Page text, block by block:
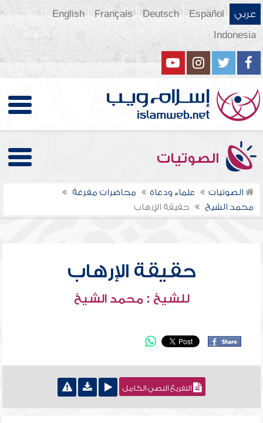
عربي Español
Deutsch
Français
English
Indonesia
الصوتيات
الصوتيات علماء ودعاة
محاضرات مفرغة
محمد الشيخ
حقيقة الإرهاب
حقيقة الإرهاب
للشيخ : محمد الشيخ
التفريغ النصي الكامل